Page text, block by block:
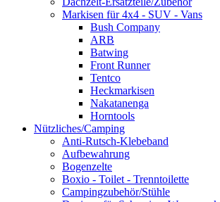
Markisen für 4x4 - SUV - Vans
Bush Company
ARB
Batwing
Front Runner
Tentco
Heckmarkisen
Nakatanenga
Horntools
Nützliches/Camping
Anti-Rutsch-Klebeband
Aufbewahrung
Bogenzelte
Boxio - Toilet - Trenntoilette
Campingzubehör/Stühle